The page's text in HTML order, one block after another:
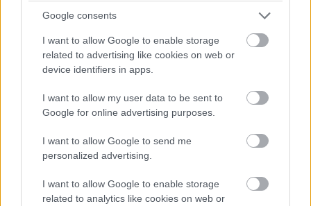
Google consents
I want to allow Google to enable storage
related to advertising like cookies on web or
device identifiers in apps.
I want to allow my user data to be sent to
Google for online advertising purposes.
I want to allow Google to send me
personalized advertising.
I want to allow Google to enable storage
related to analytics like cookies on web or
Apple verziója 45W-ot fog támogatni, már amennyiben a
töltőt egy azzal kompatibilis USB fejbe dugjuk bele. Ez
ugyanakkor azt is jelentheti, hogy az iPhone 17
akkumulátora is változni fog.